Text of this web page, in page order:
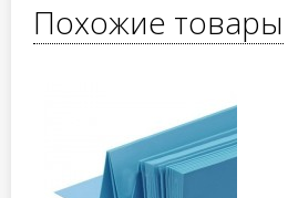
Похожие товары